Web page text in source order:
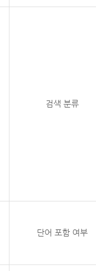
검색 분류
단어 포함 여부